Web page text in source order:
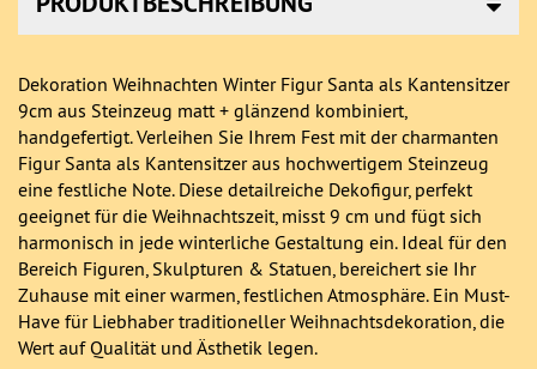
Dekoration Weihnachten Winter Figur Santa als Kantensitzer
9cm aus Steinzeug matt + glänzend kombiniert,
handgefertigt. Verleihen Sie Ihrem Fest mit der charmanten
Figur Santa als Kantensitzer aus hochwertigem Steinzeug
eine festliche Note. Diese detailreiche Dekofigur, perfekt
geeignet für die Weihnachtszeit, misst 9 cm und fügt sich
harmonisch in jede winterliche Gestaltung ein. Ideal für den
Bereich Figuren, Skulpturen & Statuen, bereichert sie Ihr
Zuhause mit einer warmen, festlichen Atmosphäre. Ein Must-
Have für Liebhaber traditioneller Weihnachtsdekoration, die
Wert auf Qualität und Ästhetik legen.